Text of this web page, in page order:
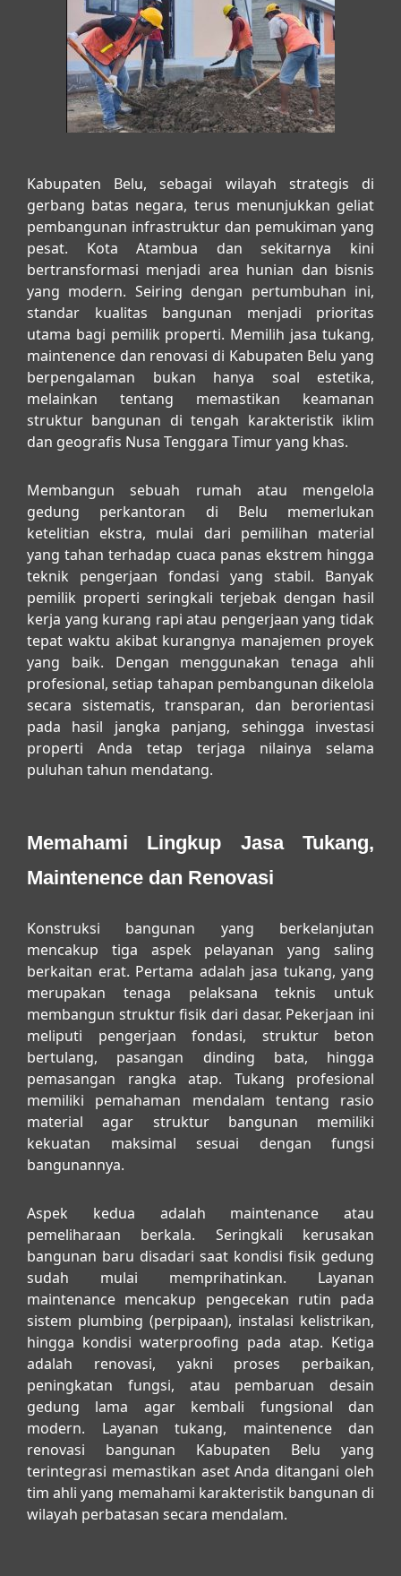
Kabupaten Belu, sebagai wilayah strategis di
gerbang batas negara, terus menunjukkan geliat
pembangunan infrastruktur dan pemukiman yang
pesat. Kota Atambua dan sekitarnya kini
bertransformasi menjadi area hunian dan bisnis
yang modern. Seiring dengan pertumbuhan ini,
standar kualitas bangunan menjadi prioritas
utama bagi pemilik properti. Memilih jasa tukang,
maintenence dan renovasi di Kabupaten Belu yang
berpengalaman bukan hanya soal estetika,
melainkan tentang memastikan keamanan
struktur bangunan di tengah karakteristik iklim
dan geografis Nusa Tenggara Timur yang khas.
Membangun sebuah rumah atau mengelola
gedung perkantoran di Belu memerlukan
ketelitian ekstra, mulai dari pemilihan material
yang tahan terhadap cuaca panas ekstrem hingga
teknik pengerjaan fondasi yang stabil. Banyak
pemilik properti seringkali terjebak dengan hasil
kerja yang kurang rapi atau pengerjaan yang tidak
tepat waktu akibat kurangnya manajemen proyek
yang baik. Dengan menggunakan tenaga ahli
profesional, setiap tahapan pembangunan dikelola
secara sistematis, transparan, dan berorientasi
pada hasil jangka panjang, sehingga investasi
properti Anda tetap terjaga nilainya selama
puluhan tahun mendatang.
Memahami Lingkup Jasa Tukang,
Maintenence dan Renovasi
Konstruksi bangunan yang berkelanjutan
mencakup tiga aspek pelayanan yang saling
berkaitan erat. Pertama adalah jasa tukang, yang
merupakan tenaga pelaksana teknis untuk
membangun struktur fisik dari dasar. Pekerjaan ini
meliputi pengerjaan fondasi, struktur beton
bertulang, pasangan dinding bata, hingga
pemasangan rangka atap. Tukang profesional
memiliki pemahaman mendalam tentang rasio
material agar struktur bangunan memiliki
kekuatan maksimal sesuai dengan fungsi
bangunannya.
Aspek kedua adalah maintenance atau
pemeliharaan berkala. Seringkali kerusakan
bangunan baru disadari saat kondisi fisik gedung
sudah mulai memprihatinkan. Layanan
maintenance mencakup pengecekan rutin pada
sistem plumbing (perpipaan), instalasi kelistrikan,
hingga kondisi waterproofing pada atap. Ketiga
adalah renovasi, yakni proses perbaikan,
peningkatan fungsi, atau pembaruan desain
gedung lama agar kembali fungsional dan
modern. Layanan tukang, maintenence dan
renovasi bangunan Kabupaten Belu yang
terintegrasi memastikan aset Anda ditangani oleh
tim ahli yang memahami karakteristik bangunan di
wilayah perbatasan secara mendalam.